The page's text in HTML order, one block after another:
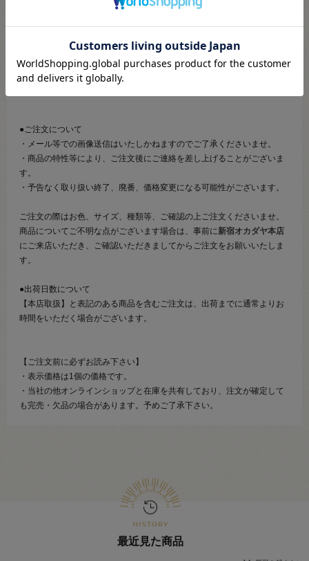
をご確認いただいた上でご注文いただけるページです。
口では承っておりません。
併せて下記のご説明事項につきましてもご確認、ご了承の上、ご注
文いただきますようお願いいたします。
●ご注文について
・メール等での画像送信はいたしかねますのでご了承くださいませ。
・商品の特性等により、ご注文後にご連絡を差し上げることがございま
す。
・予告なく取り扱い終了、廃番、価格変更になる可能性がございます。
ご注文の際はお色、サイズ、種類等、ご確認の上ご注文くださいませ。
商品についてご不明な点がございます場合は、事前に新宿オカダヤ本店
にご来店いただき、ご確認いただきましてからご注文をお願いいたしま
す。
●出荷日数について
【本店取扱】と表記のある商品を含むご注文は、出荷までに通常よりお
時間をいただく場合がございます。
【ご注文前に必ずお読み下さい】
・表示価格は1個の価格です。
・当社の他オンラインショップと在庫を共有しており、注文が確定して
も完売・欠品の場合があります。予めご了承下さい。
最近見た商品